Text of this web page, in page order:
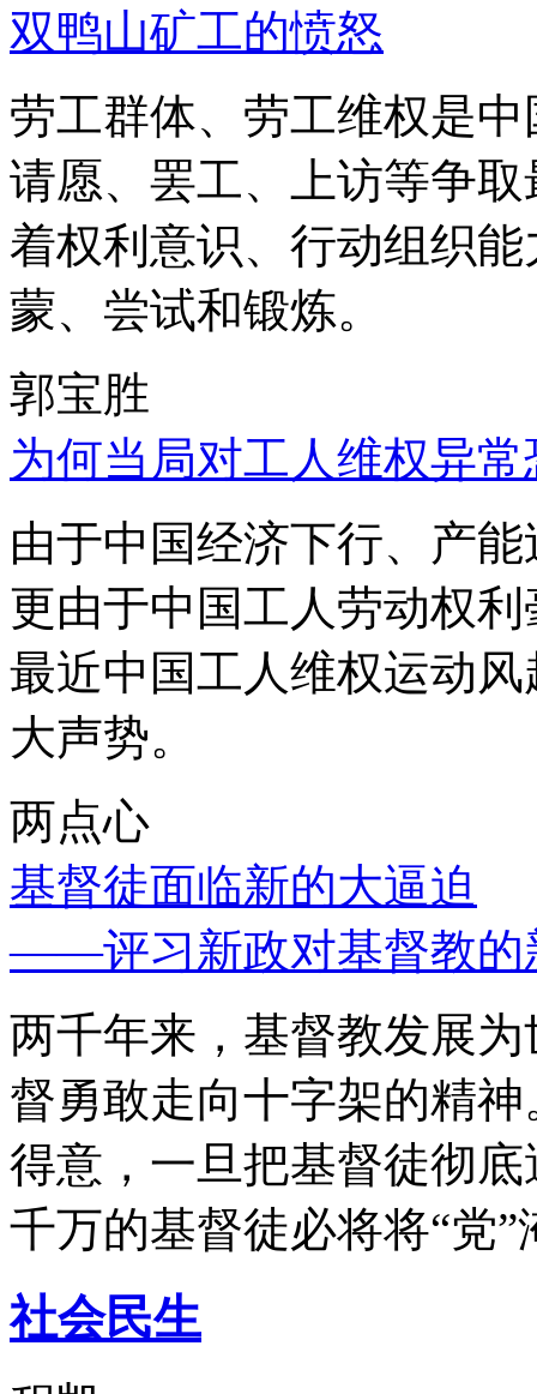
双鸭山矿工的愤怒
劳工群体、劳工维权是
请愿、罢工、上访等争
着权利意识、行动组织
蒙、尝试和锻炼。
郭宝胜
为何当局对工人维权异
由于中国经济下行、产
更由于中国工人劳动权
最近中国工人维权运动
大声势。
两点心
基督徒面临新的大逼迫
——评习新政对基督教的
两千年来，基督教发展
督勇敢走向十字架的精
得意，一旦把基督徒彻
千万的基督徒必将将“党”
社会民生